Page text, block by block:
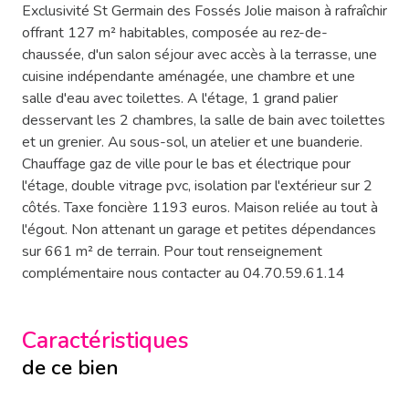
Exclusivité St Germain des Fossés Jolie maison à rafraîchir
offrant 127 m² habitables, composée au rez-de-
chaussée, d'un salon séjour avec accès à la terrasse, une
cuisine indépendante aménagée, une chambre et une
salle d'eau avec toilettes. A l'étage, 1 grand palier
desservant les 2 chambres, la salle de bain avec toilettes
et un grenier. Au sous-sol, un atelier et une buanderie.
Chauffage gaz de ville pour le bas et électrique pour
l'étage, double vitrage pvc, isolation par l'extérieur sur 2
côtés. Taxe foncière 1193 euros. Maison reliée au tout à
l'égout. Non attenant un garage et petites dépendances
sur 661 m² de terrain. Pour tout renseignement
complémentaire nous contacter au 04.70.59.61.14
Caractéristiques
de ce bien